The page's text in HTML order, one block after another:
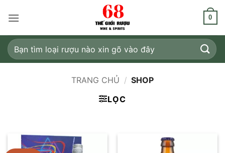
qua
dung
0
Tìm
kiếm:
TRANG CHỦ / SHOP
LỌC